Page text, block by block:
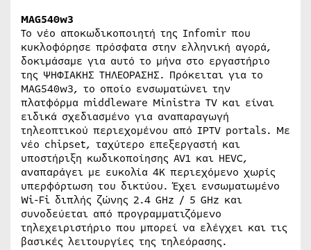
MAG540w3
Το νέο αποκωδικοποιητή της Infomir που
κυκλοφόρησε πρόσφατα στην ελληνική αγορά,
δοκιμάσαμε για αυτό το μήνα στο εργαστήριο
της ΨΗΦΙΑΚΗΣ ΤΗΛΕΟΡΑΣΗΣ. Πρόκειται για το
MAG540w3, το οποίο ενσωματώνει την
πλατφόρμα middleware Ministra TV και είναι
ειδικά σχεδιασμένο για αναπαραγωγή
τηλεοπτικού περιεχομένου από IPTV portals. Με
νέο chipset, ταχύτερο επεξεργαστή και
υποστήριξη κωδικοποίησης AV1 και HEVC,
αναπαράγει με ευκολία 4K περιεχόμενο χωρίς
υπερφόρτωση του δικτύου. Έχει ενσωματωμένο
Wi-Fi διπλής ζώνης 2.4 GHz / 5 GHz και
συνοδεύεται από προγραμματιζόμενο
τηλεχειριστήριο που μπορεί να ελέγχει και τις
βασικές λειτουργίες της τηλεόρασης.